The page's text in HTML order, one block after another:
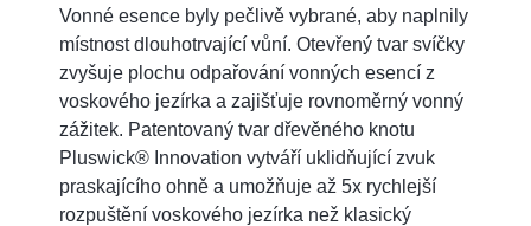
Vonné esence byly pečlivě vybrané, aby naplnily
místnost dlouhotrvající vůní. Otevřený tvar svíčky
zvyšuje plochu odpařování vonných esencí z
voskového jezírka a zajišťuje rovnoměrný vonný
zážitek. Patentovaný tvar dřevěného knotu
Pluswick® Innovation vytváří uklidňující zvuk
praskajícího ohně a umožňuje až 5x rychlejší
rozpuštění voskového jezírka než klasický